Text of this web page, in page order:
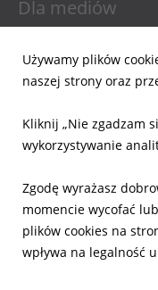
Dla mediów
Materiały do
Powiadomienia
Dla inwestorów
Raporty bieżące
Ład Korporacyjny
Akcje
Prezentacje
Używamy plików
naszej strony oraz
Kliknij „Nie zgadzam
wykorzystywanie
Zgodę wyrażasz
momencie wycofać
plików cookies na
wpływa na legalność